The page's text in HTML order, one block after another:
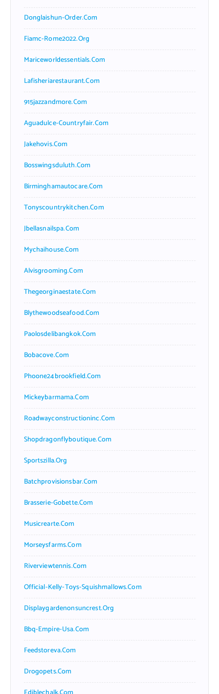
Donglaishun-Order.com
Fiamc-Rome2022.org
Mariceworldessentials.com
Lafisheriarestaurant.com
915jazzandmore.com
Aguadulce-Countryfair.com
Jakehovis.com
Bosswingsduluth.com
Birminghamautocare.com
Tonyscountrykitchen.com
Jbellasnailspa.com
Mychaihouse.com
Alvisgrooming.com
Thegeorginaestate.com
Blythewoodseafood.com
Paolosdelibangkok.com
Bobacove.com
Phoone24brookfield.com
Mickeybarmama.com
Roadwayconstructioninc.com
Shopdragonflyboutique.com
Sportszilla.org
Batchprovisionsbar.com
Brasserie-Gobette.com
Musicrearte.com
Morseysfarms.com
Riverviewtennis.com
Official-Kelly-Toys-Squishmallows.com
Displaygardenonsuncrest.org
Bbq-Empire-Usa.com
Feedstoreva.com
Drogopets.com